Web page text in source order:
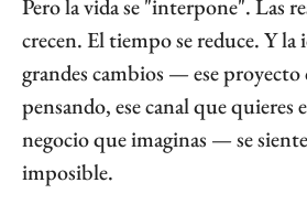
Pero la vida se "interpone". Las
crecen. El tiempo se reduce. Y la
grandes cambios — ese proyecto
pensando, ese canal que quieres
negocio que imaginas — se siente
imposible.